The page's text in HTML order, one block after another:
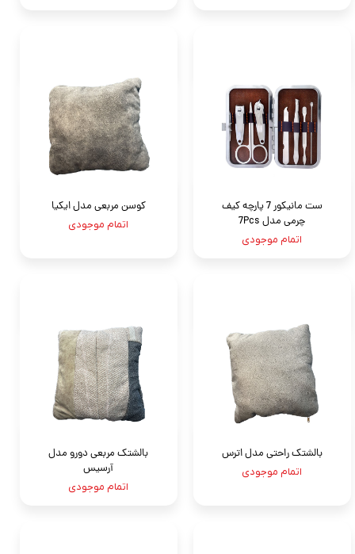
ست مانیکور 7 پارچه کیف
چرمی مدل 7Pcs
اتمام موجودی
کوسن مربعی مدل ایکیا
اتمام موجودی
بالشتک راحتی مدل اترس
اتمام موجودی
بالشتک مربعی دورو مدل
آرسیس
اتمام موجودی